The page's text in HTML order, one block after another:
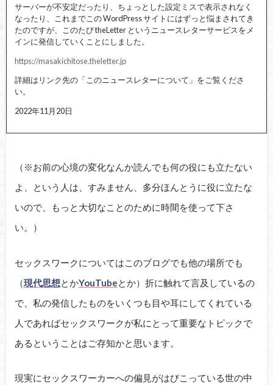
サーバーが不安定だったり、ちょっとした設定ミスで表示されなく
なったり、これまでこの WordPress サイトにはずっと悩まされてき
たのですが、このたび theLetter というニュースレターサービスをメ
インに発信していくことにしました。
https://masakichitose.theletter.jp
詳細はリンク先の「このニュースレターについて」をご覧くださ
い。
2022年11月20日
（※お前の心境の変化なんか読んでも何の役にも立たない
よ、という人は、すみません、多分ほんとうに役に立たな
いので、もっと大切なことのために時間を使って下さ
い。）
セックスワークについてはこのブログでも他の場所でも
（現代思想とかYouTubeとか）折に触れて言及しているの
で、私の発信したものをいくつも目や耳にしてくれている
人であればセックスワークが私にとって重要なトピックで
あるということはご存知かと思います。
現実にセックスワーカーへの偏見がはびこっている世の中